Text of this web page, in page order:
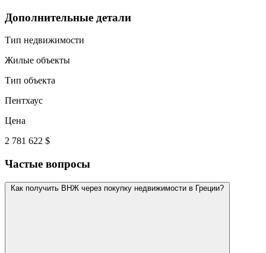
Дополнительные детали
Тип недвижимости
Жилые объекты
Тип объекта
Пентхаус
Цена
2 781 622 $
Частые вопросы
Как получить ВНЖ через покупку недвижимости в Греции?